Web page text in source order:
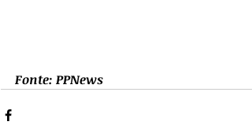
Fonte: PPNews